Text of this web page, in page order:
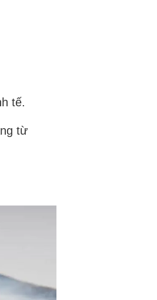
tế.
từ